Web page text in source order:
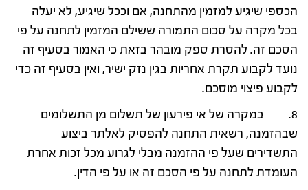
הכספי שיגיע למזמין מהתחנה, אם וככל שיגיע, לא יעלה
בכל מקרה על סכום התמורה ששילם המזמין לתחנה על פי
הסכם זה. להסרת ספק מובהר בזאת כי האמור בסעיף זה
נועד לקבוע תקרת אחריות בגין נזק ישיר, ואין בסעיף זה כדי
לקבוע פיצוי מוסכם.
8. במקרה של אי פירעון של תשלום מן התשלומים
שבהזמנה, רשאית התחנה להפסיק לאלתר ביצוע
התשדירים שעל פי ההזמנה מבלי לגרוע מכל זכות אחרת
העומדת לתחנה על פי הסכם זה או על פי הדין.